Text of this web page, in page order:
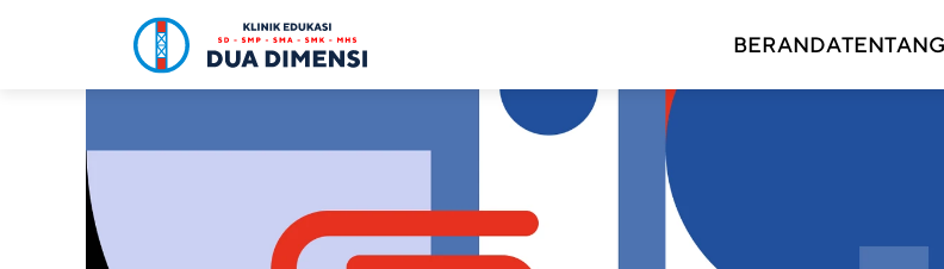
BERANDATENTANG